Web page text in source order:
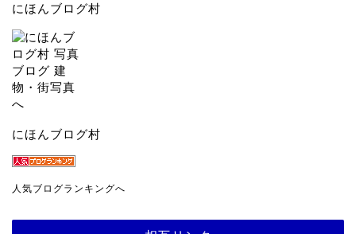
にほんブログ村
にほんブログ村
人気ブログランキングへ